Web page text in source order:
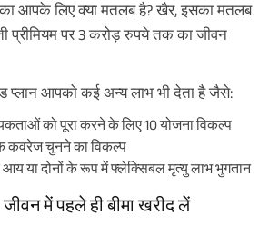
का आपके लिए क्या मतलब है? खैर, इसका मतलब
प्रीमियम पर 3 करोड़ रुपये तक का जीवन
प्लान आपको कई अन्य लाभ भी देता है जैसे:
को पूरा करने के लिए 10 योजना विकल्प
कवरेज चुनने का विकल्प
आय या दोनों के रूप में फ्लेक्सिबल मृत्यु लाभ भुगतान
में पहले ही बीमा खरीद लें